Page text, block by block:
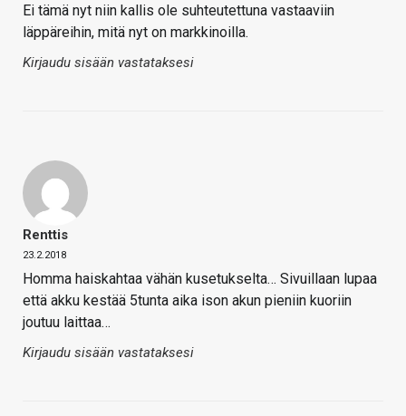
Ei tämä nyt niin kallis ole suhteutettuna vastaaviin
läppäreihin, mitä nyt on markkinoilla.
Kirjaudu sisään vastataksesi
Renttis
23.2.2018
Homma haiskahtaa vähän kusetukselta… Sivuillaan lupaa
että akku kestää 5tunta aika ison akun pieniin kuoriin
joutuu laittaa…
Kirjaudu sisään vastataksesi